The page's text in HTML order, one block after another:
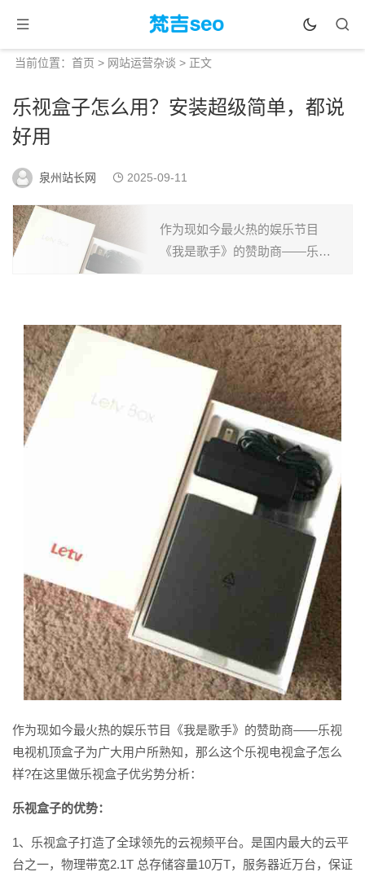
当前位置： 首页 > 网站运营杂谈 > 正文
乐视盒子怎么用？安装超级简单，都说
好用
泉州站长网 2025-09-11
作为现如今最火热的娱乐节目
《我是歌手》的赞助商——乐视
析：乐视盒子的优势：...
作为现如今最火热的娱乐节目《我是歌手》的赞助商——乐视
电视机顶盒子为广大用户所熟知，那么这个乐视电视盒子怎么
样?在这里做乐视盒子优劣势分析：
乐视盒子的优势：
1、乐视盒子打造了全球领先的云视频平台。是国内最大的云平
台之一，物理带宽2.1T 总存储容量10万T，服务器近万台，保证